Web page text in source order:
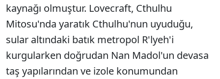
kaynağı olmuştur. Lovecraft, Cthulhu
Mitosu'nda yaratık Cthulhu'nun uyuduğu,
sular altındaki batık metropol R'lyeh'i
kurgularken doğrudan Nan Madol'un devasa
taş yapılarından ve izole konumundan